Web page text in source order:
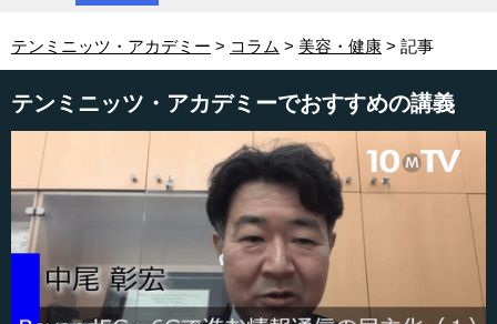
テンミニッツ・アカデミー コラム 美容・健康 記事
テンミニッツ・アカデミーでおすすめの講義